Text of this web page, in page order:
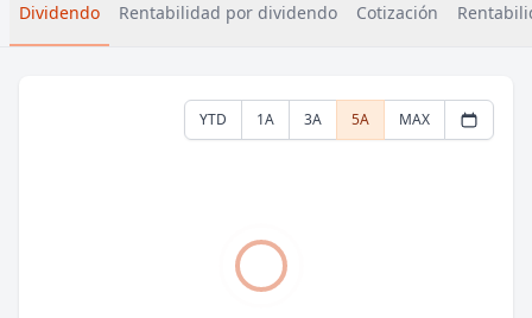
Dividendo Rentabilidad por dividendo Cotización
YTD 1A 3A 5A MAX